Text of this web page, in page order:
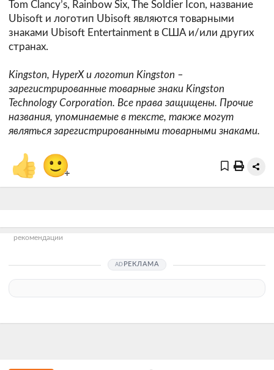
Tom Clancy’s, Rainbow Six, The Soldier Icon, название
Ubisoft и логотип Ubisoft являются товарными
знаками Ubisoft Entertainment в США и/или других
странах.
Kingston, HyperX и логотип Kingston –
зарегистрированные товарные знаки Kingston
Technology Corporation. Все права защищены. Прочие
названия, упоминаемые в тексте, также могут
являться зарегистрированными товарными знаками.
👍 🙂+
рекомендации
РЕКЛАМА